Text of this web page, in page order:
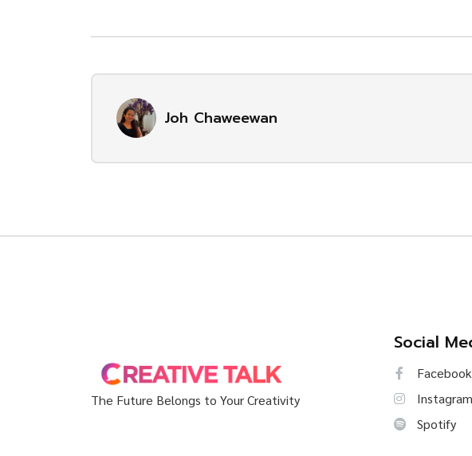
Joh Chaweewan
The Future Belongs to Your Creativity
Social
Facebook
Instagram
Spotify